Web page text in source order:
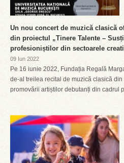
Un nou concert de muzică clasică
din proiectul „Tinere Talente –
profesioniștilor din sectoarele
09 Iun 2022
Pe 16 iunie 2022, Fundația Regală
de-al treilea recital de muzică clasică
promovării artiștilor debutanți din cadrul